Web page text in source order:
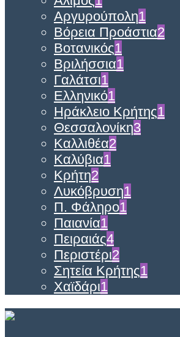
Αργυρούπολη1
Βόρεια Προάστια2
Βοτανικός1
Βριλήσσια1
Γαλάτσι1
Ελληνικό1
Ηράκλειο Κρήτης1
Θεσσαλονίκη3
Καλλιθέα2
Καλύβια1
Κρήτη2
Λυκόβρυση1
Π. Φάληρο1
Παιανία1
Πειραιάς4
Περιστέρι2
Σητεία Κρήτης1
Χαϊδάρι1